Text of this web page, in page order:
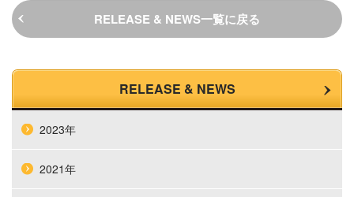
RELEASE & NEWS一覧に戻る
RELEASE & NEWS
2023年
2021年